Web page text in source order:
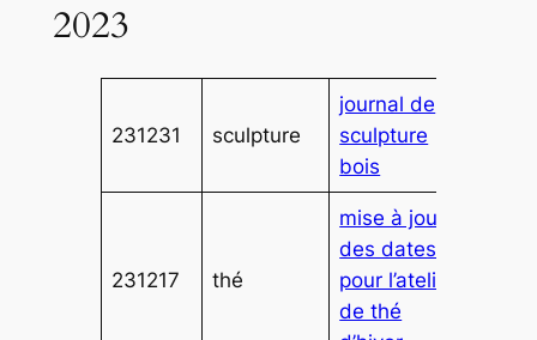
2023
231231 sculpture
journal de
sculpture
bois
231217 thé
mise à jour
des dates
pour l’atelier
de thé